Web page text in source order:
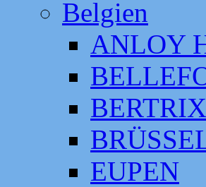
Belgien
ANLOY
EUPEN